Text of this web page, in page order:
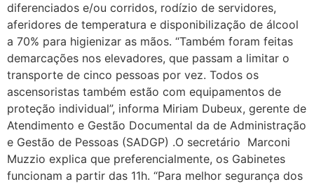
diferenciados e/ou corridos, rodízio de servidores,
aferidores de temperatura e disponibilização de álcool
a 70% para higienizar as mãos. “Também foram feitas
demarcações nos elevadores, que passam a limitar o
transporte de cinco pessoas por vez. Todos os
ascensoristas também estão com equipamentos de
proteção individual”, informa Miriam Dubeux, gerente de
Atendimento e Gestão Documental da de Administração
e Gestão de Pessoas (SADGP) .O secretário Marconi
Muzzio explica que preferencialmente, os Gabinetes
funcionam a partir das 11h. “Para melhor segurança dos